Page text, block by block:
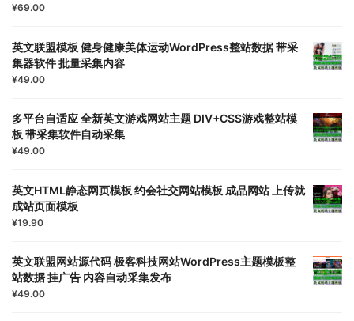
¥69.00
英文联盟模板 健身健康美体运动WordPress整站数据 带采
集器软件 批量采集内容
¥49.00
多平台自适应 全新英文游戏网站主题 DIV+CSS游戏整站模
板 带采集软件自动采集
¥49.00
英文HTML静态网页模板 约会社交网站模板 成品网站 上传就
成站页面模板
¥19.90
英文联盟网站源代码 极客科技网站WordPress主题模板整
站数据 挂广告 内容自动采集发布
¥49.00